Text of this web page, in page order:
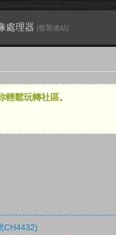
處理器 [複製連結]
鬆玩轉社區。
CH4432)